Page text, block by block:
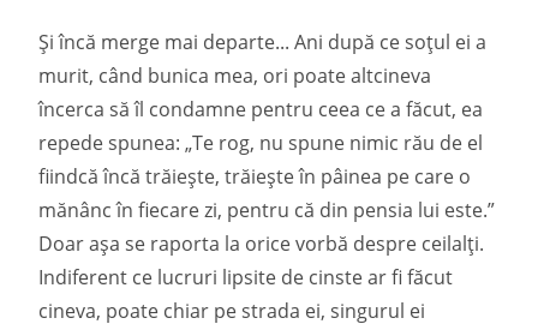
Și încă merge mai departe... Ani după ce soțul ei a
murit, când bunica mea, ori poate altcineva
încerca să îl condamne pentru ceea ce a făcut, ea
repede spunea: „Te rog, nu spune nimic rău de el
fiindcă încă trăiește, trăiește în pâinea pe care o
mănânc în fiecare zi, pentru că din pensia lui este.”
Doar așa se raporta la orice vorbă despre ceilalți.
Indiferent ce lucruri lipsite de cinste ar fi făcut
cineva, poate chiar pe strada ei, singurul ei